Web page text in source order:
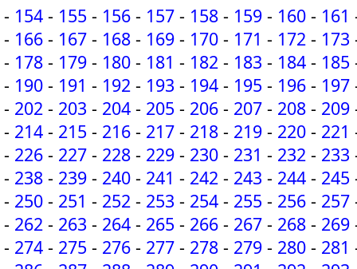
- 154 - 155 - 156 - 157 - 158 - 159 - 160 - 161
- 166 - 167 - 168 - 169 - 170 - 171 - 172 - 173
- 178 - 179 - 180 - 181 - 182 - 183 - 184 - 185
- 190 - 191 - 192 - 193 - 194 - 195 - 196 - 197
- 202 - 203 - 204 - 205 - 206 - 207 - 208 - 209
- 214 - 215 - 216 - 217 - 218 - 219 - 220 - 221
- 226 - 227 - 228 - 229 - 230 - 231 - 232 - 233
- 238 - 239 - 240 - 241 - 242 - 243 - 244 - 245
- 250 - 251 - 252 - 253 - 254 - 255 - 256 - 257
- 262 - 263 - 264 - 265 - 266 - 267 - 268 - 269
- 274 - 275 - 276 - 277 - 278 - 279 - 280 - 281